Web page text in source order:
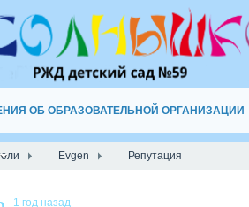
ОБ ОБРАЗОВАТЕЛЬНОЙ ОРГАНИЗАЦИИ
Evgen Репутация
1 год назад